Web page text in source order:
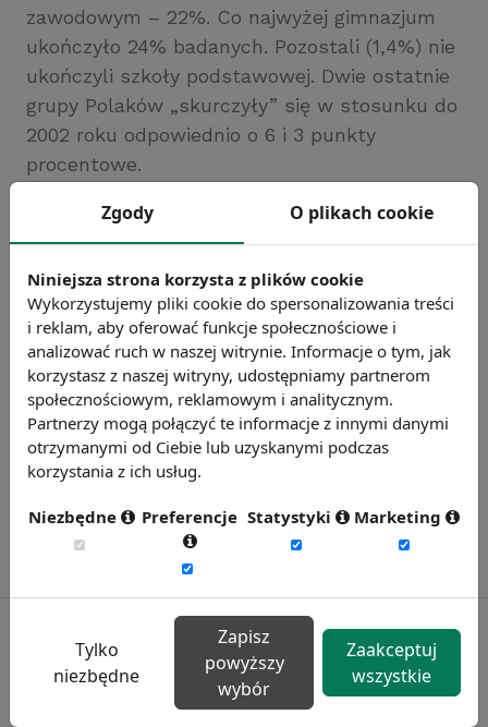
zawodowym – 22%. Co najwyżej gimnazjum
ukończyło 24% badanych. Pozostali (1,4%) nie
ukończyli szkoły podstawowej. Dwie ostatnie
grupy Polaków „skurczyły” się w stosunku do
2002 roku odpowiednio o 6 i 3 punkty
procentowe.
Chcesz wiedzieć więcej?
Rynekpracy.pl
Zgody O plikach cookie
Niniejsza strona korzysta z plików cookie
Wykorzystujemy pliki cookie do spersonalizowania treści
i reklam, aby oferować funkcje społecznościowe i
analizować ruch w naszej witrynie. Informacje o tym, jak
korzystasz z naszej witryny, udostępniamy partnerom
społecznościowym, reklamowym i analitycznym.
Partnerzy mogą połączyć te informacje z innymi danymi
otrzymanymi od Ciebie lub uzyskanymi podczas
korzystania z ich usług.
Niezbędne Preferencje Statystyki Marketing
Tylko
niezbędne
Zapisz
powyższy
wybór
Zaakceptuj
wszystkie